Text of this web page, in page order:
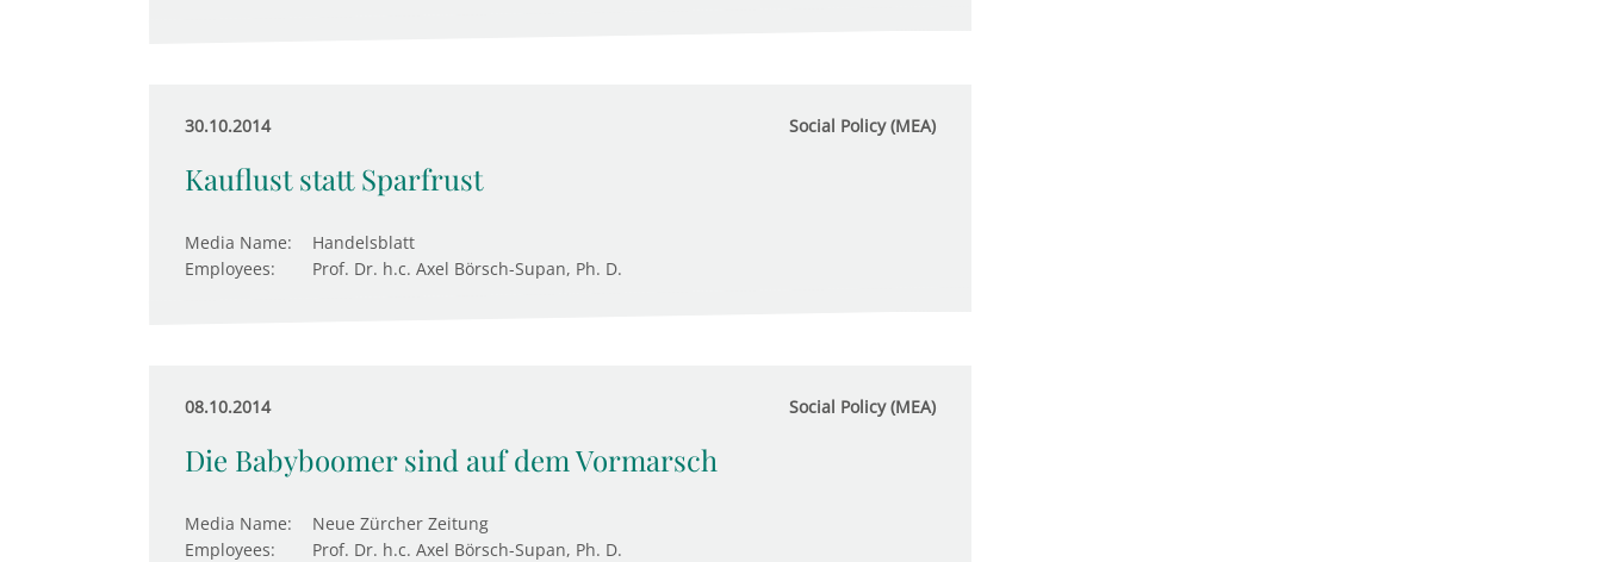
30.10.2014 Social Policy (MEA)
Kauflust statt Sparfrust
Media Name:
Handelsblatt
Employees:
Prof. Dr. h.c. Axel Börsch-Supan, Ph. D.
08.10.2014 Social Policy (MEA)
Die Babyboomer sind auf dem Vormarsch
Media Name:
Neue Zürcher Zeitung
Employees:
Prof. Dr. h.c. Axel Börsch-Supan, Ph. D.